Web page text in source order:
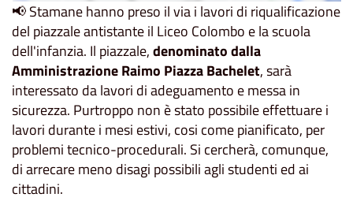
📢 Stamane hanno preso il via i lavori di riqualificazione
del piazzale antistante il Liceo Colombo e la scuola
dell'infanzia. Il piazzale,denominato dalla
Amministrazione Raimo Piazza Bachelet, sarà
interessato da lavori di adeguamento e messa in
sicurezza. Purtroppo non è stato possibile effettuare i
lavori durante i mesi estivi, cosi come pianificato, per
problemi tecnico-procedurali. Si cercherà, comunque,
di arrecare meno disagi possibili agli studenti ed ai
cittadini.